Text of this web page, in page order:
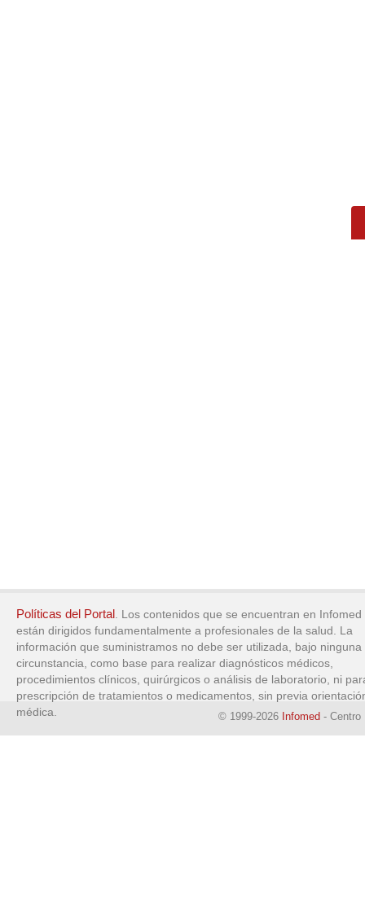
Políticas del Portal. Los contenidos que se encuentran en Infomed
están dirigidos fundamentalmente a profesionales de la salud. La
información que suministramos no debe ser utilizada, bajo ninguna
circunstancia, como base para realizar diagnósticos médicos,
procedimientos clínicos, quirúrgicos o análisis de laboratorio, ni
prescripción de tratamientos o medicamentos, sin previa
médica.
© 1999-2026 Infomed - Centro